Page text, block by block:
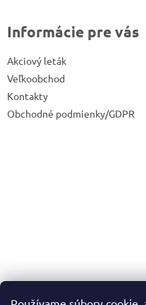
Informácie pre vás
Akciový leták
Veľkoobchod
Kontakty
Obchodné podmienky/GDPR